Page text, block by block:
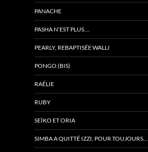
PANACHE
PASHA N’EST PLUS….
PEARLY, REBAPTISÉE WALLI
PONGO (BIS)
RAÉLIE
RUBY
SEÏKO ET ORIA
SIMBA A QUITTÉ IZZI, POUR TOUJOURS…